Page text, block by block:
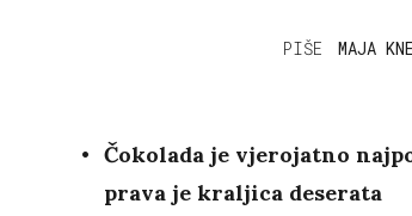
PIŠE MAJA
Čokolada je vjerojatno
prava je kraljica deserata